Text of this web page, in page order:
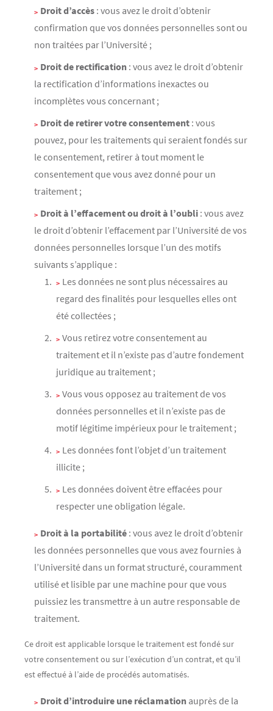
Droit d’accès : vous avez le droit d’obtenir
confirmation que vos données personnelles sont ou
non traitées par l’Université ;
Droit de rectification : vous avez le droit d’obtenir
la rectification d’informations inexactes ou
incomplètes vous concernant ;
Droit de retirer votre consentement : vous
pouvez, pour les traitements qui seraient fondés sur
le consentement, retirer à tout moment le
consentement que vous avez donné pour un
traitement ;
Droit à l’effacement ou droit à l’oubli : vous avez
le droit d’obtenir l’effacement par l’Université de vos
données personnelles lorsque l’un des motifs
suivants s’applique :
Les données ne sont plus nécessaires au
regard des finalités pour lesquelles elles ont
été collectées ;
Vous retirez votre consentement au
traitement et il n’existe pas d’autre fondement
juridique au traitement ;
Vous vous opposez au traitement de vos
données personnelles et il n’existe pas de
motif légitime impérieux pour le traitement ;
Les données font l’objet d’un traitement
illicite ;
Les données doivent être effacées pour
respecter une obligation légale.
Droit à la portabilité : vous avez le droit d’obtenir
les données personnelles que vous avez fournies à
l’Université dans un format structuré, couramment
utilisé et lisible par une machine pour que vous
puissiez les transmettre à un autre responsable de
traitement.
Ce droit est applicable lorsque le traitement est fondé sur
votre consentement ou sur l’exécution d’un contrat, et qu’il
est effectué à l’aide de procédés automatisés.
Droit d’introduire une réclamation auprès de la